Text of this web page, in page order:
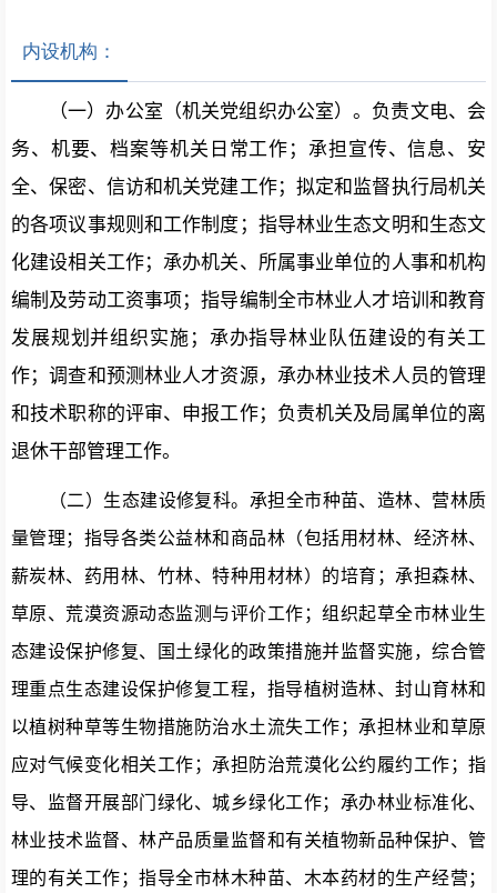
内设机构：
（一）办公室 （机关党组织办公室）。 负责文电、会
务、机要、档案等机关日常工作；承担宣传、信息、安
全、保密、 信访和机关党建工作；拟定和监督执行局机关
的各项议事规则和工作制度；指导林业生态文明和生态文
化建设相关工作； 承办机关、 所属事业单位的人事和机构
编制及劳动工资事项；指导编制全市林业人才培训和教育
发展规划并组织实施；承办指导林业队伍建设的有关工
作；调查和预测林业人才资源，承办林业技术人员的管理
和技术职称的评审、申报工作；负责机关及局属单位的离
退休干部管理工作。
（二） 生态建设修复科。 承担全市种苗、造林、营林质
量管理；指导各类公益林和商品林（包括用材林、经济林、
薪炭林、药用林、竹林、特种用材林）的培育；承担森林、
草原、荒漠资源动态监测与评价工作；组织起草全市林业生
态建设保护修复、国土绿化的政策措施并监督实施，综合管
理重点生态建设保护修复工程，指导植树造林、封山育林和
以植树种草等生物措施防治水土流失工作；承担林业和草原
应对气候变化相关工作；承担防治荒漠化公约履约工作；指
导、监督开展部门绿化、城乡绿化工作；承办林业标准化、
林业技术监督、林产品质量监督和有关植物新品种保护、管
理的有关工作；指导全市林木种苗、木本药材的生产经营；